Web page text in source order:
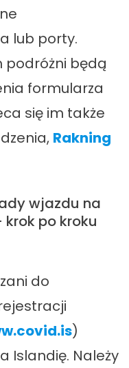
lub porty.
podróżni będą
formularza
się im także
Rakning
wjazdu na
krok po kroku
do
)
Islandię. Należy